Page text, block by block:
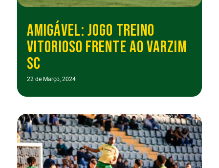
AMIGÁVEL: JOGO TREINO
VITORIOSO FRENTE AO VARZIM
SC
22 de Março, 2024